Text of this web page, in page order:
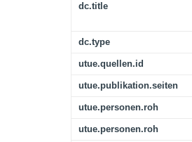
dc.title
dc.type
utue.quellen.id
utue.publikation.seiten
utue.personen.roh
utue.personen.roh